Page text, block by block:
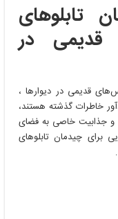
تابلوهای
در
قدیمی در دیوارها ،
خاطرات گذشته هستند،
و جذابیت خاصی به فضای
برای چیدمان تابلوهای